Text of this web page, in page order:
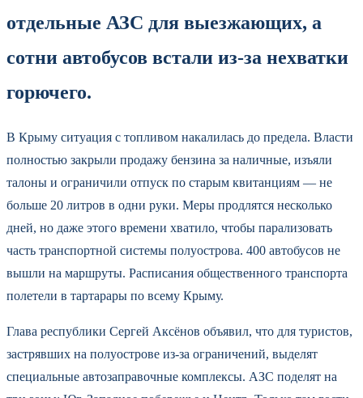
отдельные АЗС для выезжающих, а
сотни автобусов встали из-за нехватки
горючего.
В Крыму ситуация с топливом накалилась до предела. Власти
полностью закрыли продажу бензина за наличные, изъяли
талоны и ограничили отпуск по старым квитанциям — не
больше 20 литров в одни руки. Меры продлятся несколько
дней, но даже этого времени хватило, чтобы парализовать
часть транспортной системы полуострова. 400 автобусов не
вышли на маршруты. Расписания общественного транспорта
полетели в тартарары по всему Крыму.
Глава республики Сергей Аксёнов объявил, что для туристов,
застрявших на полуострове из-за ограничений, выделят
специальные автозаправочные комплексы. АЗС поделят на